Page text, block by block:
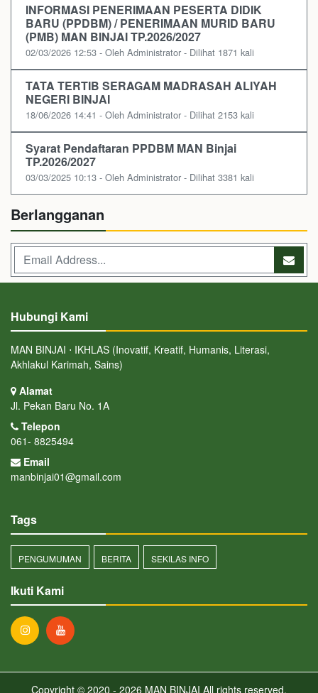
INFORMASI PENERIMAAN PESERTA DIDIK
BARU (PPDBM) / PENERIMAAN MURID BARU
(PMB) MAN BINJAI TP.2026/2027
02/03/2026 12:53 - Oleh Administrator - Dilihat 1871 kali
TATA TERTIB SERAGAM MADRASAH ALIYAH
NEGERI BINJAI
18/06/2026 14:41 - Oleh Administrator - Dilihat 2153 kali
Syarat Pendaftaran PPDBM MAN Binjai
TP.2026/2027
03/03/2025 10:13 - Oleh Administrator - Dilihat 3381 kali
Berlangganan
Hubungi Kami
MAN BINJAI ⋅ IKHLAS (Inovatif, Kreatif, Humanis, Literasi,
Akhlakul Karimah, Sains)
Alamat
Jl. Pekan Baru No. 1A
Telepon
061- 8825494
Email
manbinjai01@gmail.com
Tags
PENGUMUMAN BERITA SEKILAS INFO
Ikuti Kami
Copyright © 2020 - 2026 MAN BINJAI All rights reserved.